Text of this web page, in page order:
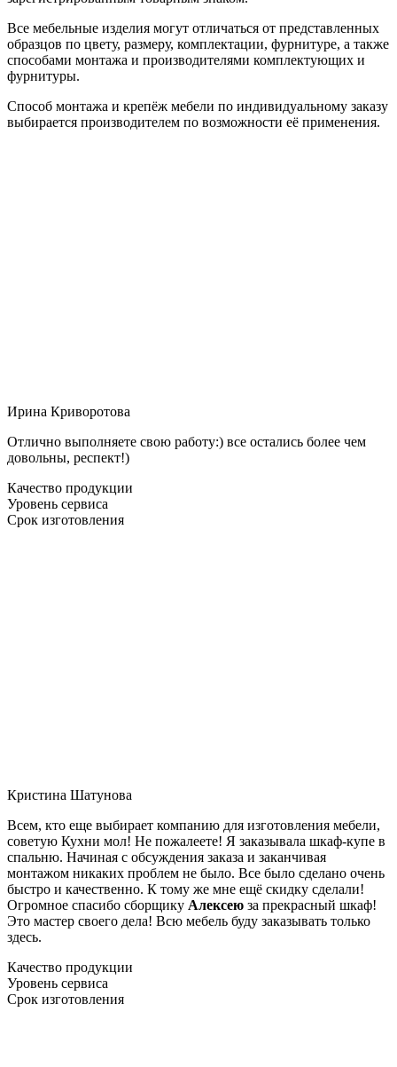
Все мебельные изделия могут отличаться от представленных
образцов по цвету, размеру, комплектации, фурнитуре, а также
способами монтажа и производителями комплектующих и
фурнитуры.
Способ монтажа и крепёж мебели по индивидуальному заказу
выбирается производителем по возможности её применения.
Ирина Криворотова
Отлично выполняете свою работу:) все остались более чем
довольны, респект!)
Качество продукции
Уровень сервиса
Срок изготовления
Кристина Шатунова
Всем, кто еще выбирает компанию для изготовления мебели,
советую Кухни мол! Не пожалеете! Я заказывала шкаф-купе в
спальню. Начиная с обсуждения заказа и заканчивая
монтажом никаких проблем не было. Все было сделано очень
быстро и качественно. К тому же мне ещё скидку сделали!
Огромное спасибо сборщику Алексею за прекрасный шкаф!
Это мастер своего дела! Всю мебель буду заказывать только
здесь.
Качество продукции
Уровень сервиса
Срок изготовления